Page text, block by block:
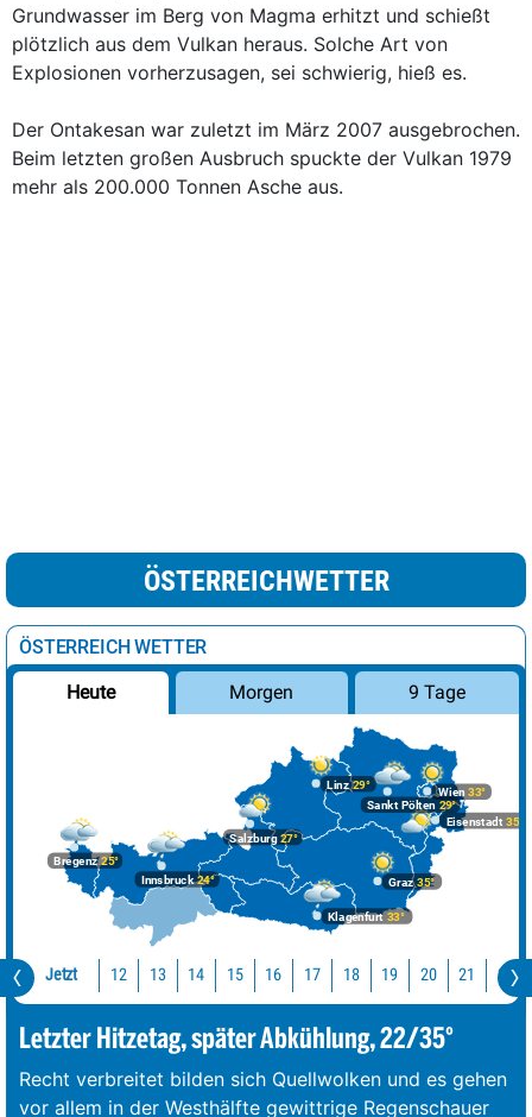
Grundwasser im Berg von Magma erhitzt und schießt
plötzlich aus dem Vulkan heraus. Solche Art von
Explosionen vorherzusagen, sei schwierig, hieß es.
Der Ontakesan war zuletzt im März 2007 ausgebrochen.
Beim letzten großen Ausbruch spuckte der Vulkan 1979
mehr als 200.000 Tonnen Asche aus.
ÖSTERREICHWETTER
ÖSTERREICH WETTER
Heute Morgen 9 Tage
Bregenz25°
Graz35°
Innsbruck24°
Klagenfurt 33°
Linz29°
Salzburg27°
Wien 33°
Eisenstadt 35°
Sankt Pölten 29°
Jetzt 12 13 14 15 16 17 18 19 20 21 22
Letzter Hitzetag, später Abkühlung, 22/35°
Recht verbreitet bilden sich Quellwolken und es gehen
vor allem in der Westhälfte gewittrige Regenschauer